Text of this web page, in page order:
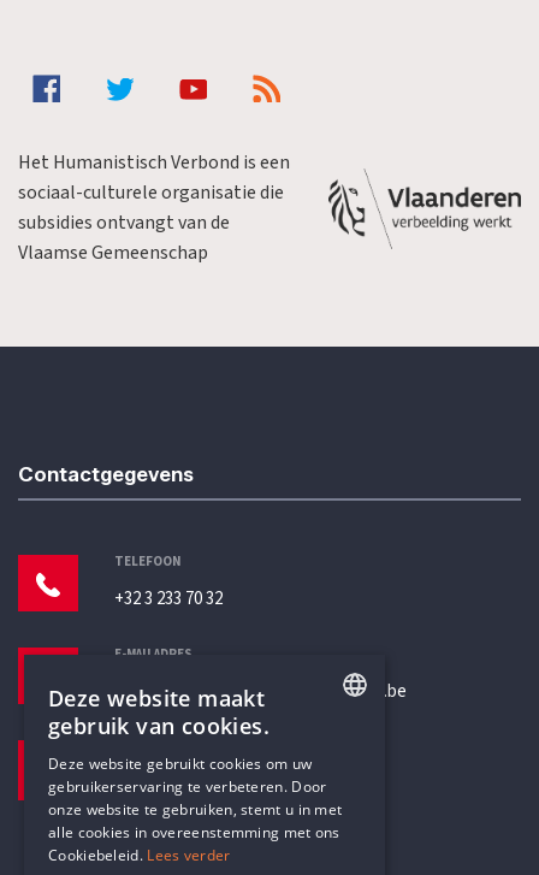
Het Humanistisch Verbond is een
sociaal-culturele organisatie die
subsidies ontvangt van de
Vlaamse Gemeenschap
Contactgegevens
TELEFOON
+32 3 233 70 32
E-MAILADRES
secretariaat@humanistischverbond.be
Pottenbrug 4
Antwerpen, 2000
DUTCH
Deze website maakt
gebruik van cookies.
Deze website gebruikt cookies om uw
gebruikerservaring te verbeteren. Door
onze website te gebruiken, stemt u in met
alle cookies in overeenstemming met ons
Cookiebeleid. Lees verder